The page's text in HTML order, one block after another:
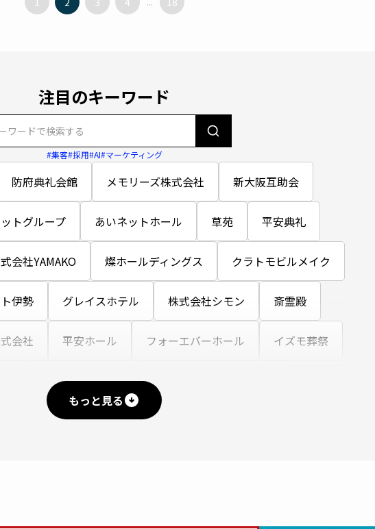
注目のキーワード
#集客#採用#AI#マーケティング
防府典礼会館 メモリーズ株式会社 新大阪互助会
トグループ あいネットホール 草苑 平安典礼
会社YAMAKO 燦ホールディングス クラトモビルメイク
伊勢 グレイスホテル 株式会社シモン 斎霊殿
会社 平安ホール フォーエバーホール イズモ葬祭
富士平安閣互助会
雲殿冠婚葬祭互助センター
もっと見る